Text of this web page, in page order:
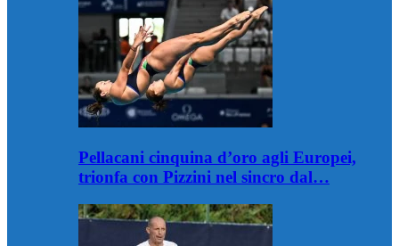
Pellacani cinquina d’oro agli Europei,
trionfa con Pizzini nel sincro dal…